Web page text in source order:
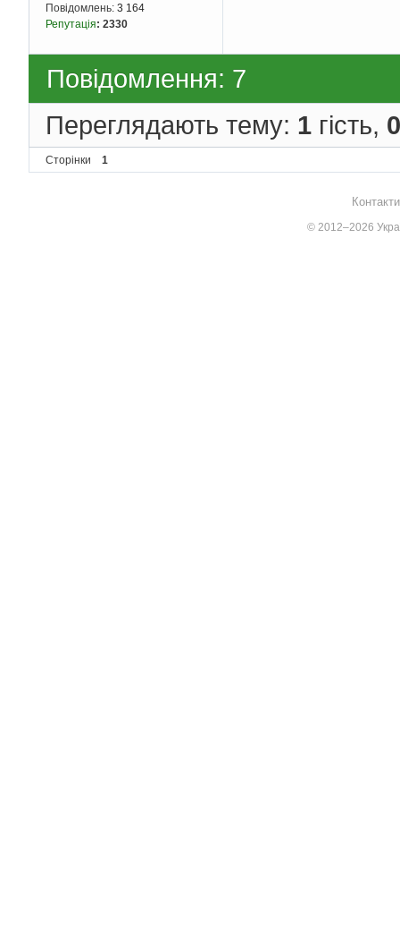
Повідомлень: 3 164
Репутація: 2330
Повідомлення: 7
Переглядають тему: 1 гість, 0
Сторінки 1
© 2012–2026